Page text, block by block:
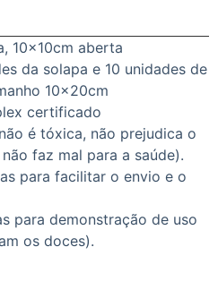
10x10cm aberta
da solapa e 10 unidades de
10x20cm
certificado
é tóxica, não prejudica o
faz mal para a saúde).
para facilitar o envio e o
para demonstração de uso
os doces).